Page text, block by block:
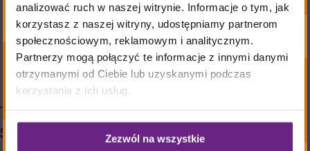
analizować ruch w naszej witrynie. Informacje o tym, jak
korzystasz z naszej witryny, udostępniamy partnerom
społecznościowym, reklamowym i analitycznym.
Partnerzy mogą połączyć te informacje z innymi danymi
otrzymanymi od Ciebie lub uzyskanymi podczas
korzystania z ich usług.
Zezwól na wszystkie
Battered Chicken Nuggets
Nuggetsy z piersi kurczaka
w panierce w stylu tempura
Skład
Kurczaka
z Zielonych Ferm
z chowu